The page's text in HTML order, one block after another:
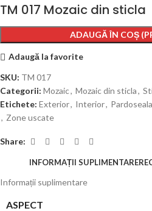
TM 017 Mozaic din sticla
ADAUGĂ ÎN COȘ
Adaugă la favorite
SKU: TM 017
Categorii: Mozaic, Mozaic din sticla,
Etichete: Exterior, Interior, Pardoseala
, Zone uscate
Share:
INFORMAȚII SUPLIMENTARE
Informații suplimentare
ASPECT